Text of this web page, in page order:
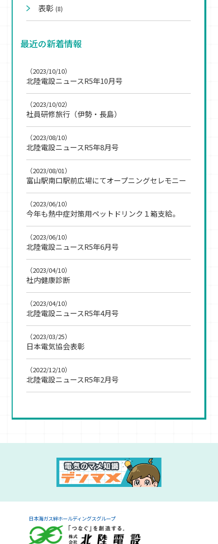
表彰 (8)
最近の新着情報
北陸電設ニュースR5年10月号
（2023/10/10）
社員研修旅行（伊勢・長島）
（2023/10/02）
北陸電設ニュースR5年8月号
（2023/08/10）
富山駅南口駅前広場にてオープニングセレモニー
（2023/08/01）
今年も熱中症対策用ペットドリンク１箱支給。
（2023/06/10）
北陸電設ニュースR5年6月号
（2023/06/10）
社内健康診断
（2023/04/10）
北陸電設ニュースR5年4月号
（2023/04/10）
日本電気協会表彰
（2023/03/25）
北陸電設ニュースR5年2月号
（2022/12/10）
日本海ガス絆ホールディングスグループ